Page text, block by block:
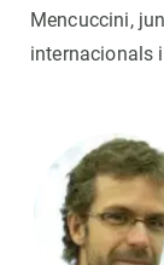
Mencuccini,
internacionals